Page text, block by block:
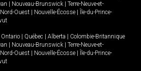
Nouveau-Brunswick
Terre-Neuve-et-
Ouest Nouvelle-Écosse
Île-du-Prince-
Ontario Québec Alberta
Colombie-Britannique
Nouveau-Brunswick
Terre-Neuve-et-
Ouest Nouvelle-Écosse
Île-du-Prince-